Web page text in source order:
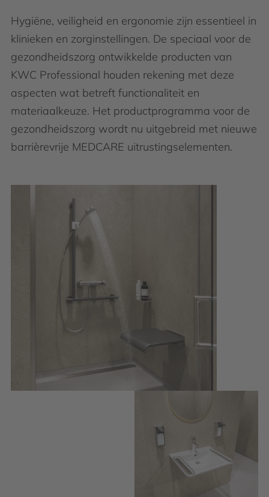
Hygiëne, veiligheid en ergonomie zijn essentieel in
klinieken en zorginstellingen. De speciaal voor de
gezondheidszorg ontwikkelde producten van
KWC Professional houden rekening met deze
aspecten wat betreft functionaliteit en
materiaalkeuze. Het productprogramma voor de
gezondheidszorg wordt nu uitgebreid met nieuwe
barrièrevrije MEDCARE uitrustingselementen.